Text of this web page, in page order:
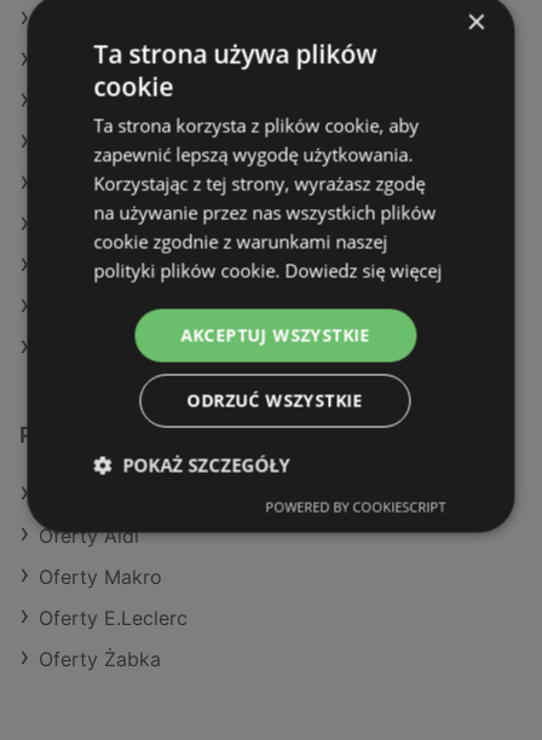
Oferty POLOmarket
Oferty SPAR
Aktualne gazetki Biedronka
Aktualne gazetki Dealz
Aktualne gazetki Makro
Aktualne gazetki Kaufland
Aktualne gazetki Stokrotka
Sklepy Eurocash w Kamień Pomorski
Podobne sklepy detaliczne
Oferty Aldi
Oferty Makro
Oferty E.Leclerc
Oferty Żabka
×
Ta strona używa plików
cookie
Ta strona korzysta z plików cookie, aby
zapewnić lepszą wygodę użytkowania.
Korzystając z tej strony, wyrażasz zgodę
na używanie przez nas wszystkich plików
cookie zgodnie z warunkami naszej
polityki plików cookie. Dowiedz się więcej
AKCEPTUJ WSZYSTKIE
ODRZUĆ WSZYSTKIE
POKAŻ SZCZEGÓŁY
POWERED BY COOKIESCRIPT